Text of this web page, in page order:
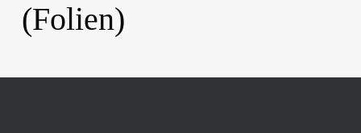
(Folien)